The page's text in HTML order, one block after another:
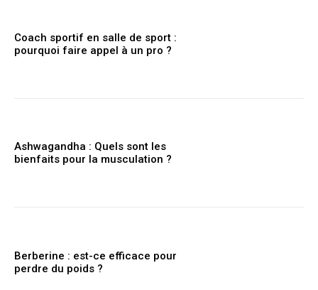
Coach sportif en salle de sport :
pourquoi faire appel à un pro ?
Ashwagandha : Quels sont les
bienfaits pour la musculation ?
Berberine : est-ce efficace pour
perdre du poids ?